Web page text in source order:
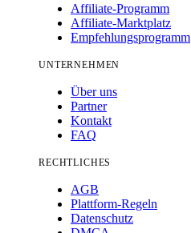
Affiliate-Programm
Affiliate-Marktplatz
Empfehlungsprogramm
UNTERNEHMEN
Über uns
Partner
Kontakt
FAQ
RECHTLICHES
AGB
Plattform-Regeln
Datenschutz